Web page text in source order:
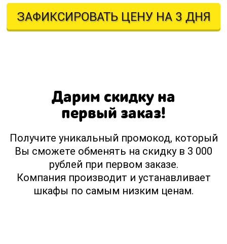
ЗАФИКСИРОВАТЬ ЦЕНУ НА 3 ДНЯ
Оставляя свои контактные данные, вы подтверждаете свое совершеннолетие,
Дарим скидку на
первый заказ!
Получите уникальный промокод, который
Вы сможете обменять на скидку в 3 000
рублей при первом заказе.
Компания производит и устанавливает
шкафы по самым низким ценам.